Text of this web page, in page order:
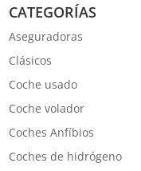
CATEGORÍAS
Aseguradoras
Clásicos
Coche usado
Coche volador
Coches Anfíbios
Coches de hidrógeno